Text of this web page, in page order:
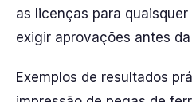
as licenças para
exigir aprovações antes
Exemplos de resultados